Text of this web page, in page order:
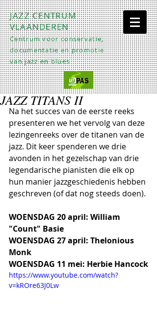
JAZZ CENTRUM
VLAANDEREN
Centrum voor conservatie,
documentatie en promotie
van jazz en blues
JAZZ TITANS II
Na het succes van de eerste reeks
presenteren we het vervolg van deze
lezingenreeks over de titanen van de
jazz. Dit keer spenderen we drie
avonden in het gezelschap van drie
legendarische pianisten die elk op
hun manier jazzgeschiedenis hebben
geschreven (of dat nog steeds doen).
WOENSDAG 20 april: William
"Count" Basie
WOENSDAG 27 april: Thelonious
Monk
WOENSDAG 11 mei: Herbie Hancock
https://www.youtube.com/watch?
v=kROre63J0Lw